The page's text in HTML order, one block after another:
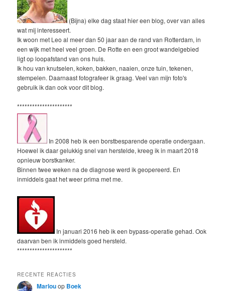
(Bijna) elke dag staat hier een blog, over van alles
wat mij interesseert.
Ik woon met Leo al meer dan 50 jaar aan de rand van Rotterdam, in
een wijk met heel veel groen. De Rotte en een groot wandelgebied
ligt op loopafstand van ons huis.
Ik hou van knutselen, koken, bakken, naaien, onze tuin, tekenen,
stempelen. Daarnaast fotografeer ik graag. Veel van mijn foto's
gebruik ik dan ook voor dit blog.
**********************
In 2008 heb ik een borstbesparende operatie ondergaan.
Hoewel ik daar gelukkig snel van herstelde, kreeg ik in maart 2018
opnieuw borstkanker.
Binnen twee weken na de diagnose werd ik geopereerd. En
inmiddels gaat het weer prima met me.
In januari 2016 heb ik een bypass-operatie gehad. Ook
daarvan ben ik inmiddels goed hersteld.
**********************
RECENTE REACTIES
Marlouop Boek